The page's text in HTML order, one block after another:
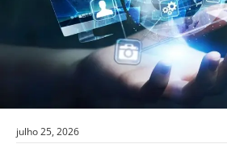
julho 25, 2026